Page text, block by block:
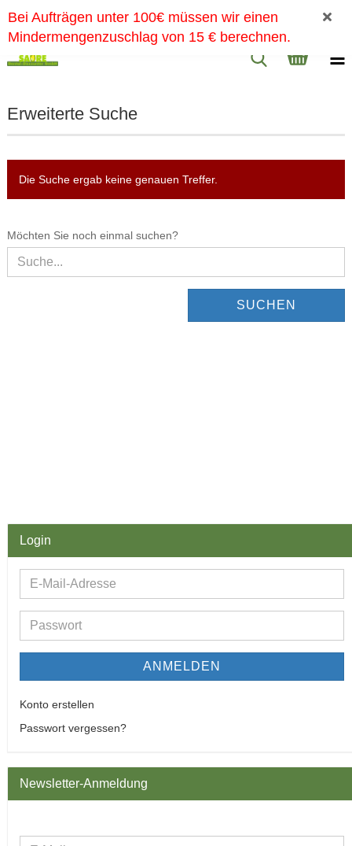
Bei Aufträgen unter 100€ müssen wir einen
Mindermengenzuschlag von 15 € berechnen.
Erweiterte Suche
Die Suche ergab keine genauen Treffer.
MÖCHTEN
SIE
NOCH
Möchten Sie noch einmal suchen?
SUCHEN
Login
E-
Mail-
Adresse
Passwort
ANMELDEN
Konto erstellen
Passwort vergessen?
Newsletter-Anmeldung
WEITER